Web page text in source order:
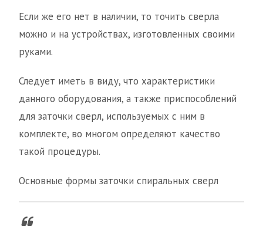
Если же его нет в наличии, то точить сверла
можно и на устройствах, изготовленных своими
руками.
Следует иметь в виду, что характеристики
данного оборудования, а также приспособлений
для заточки сверл, используемых с ним в
комплекте, во многом определяют качество
такой процедуры.
Основные формы заточки спиральных сверл